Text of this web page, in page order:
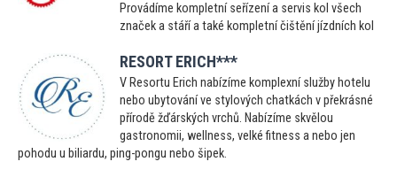
Provádíme kompletní seřízení a servis kol všech
značek a stáří a také kompletní čištění jízdních kol
RESORT ERICH***
V Resortu Erich nabízíme komplexní služby hotelu
nebo ubytování ve stylových chatkách v překrásné
přírodě žďárských vrchů. Nabízíme skvělou
gastronomii, wellness, velké fitness a nebo jen
pohodu u biliardu, ping-pongu nebo šipek.